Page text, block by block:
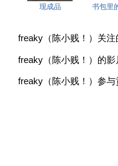
现成品 书包里
freaky（陈小贱！）关注
freaky（陈小贱！）的影
freaky（陈小贱！）参与